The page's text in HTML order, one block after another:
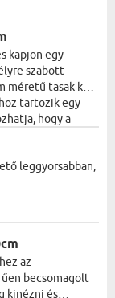
kapjon egy
szabott
méretű tasak kék
tartozik egy
hogy a
leggyorsabban,
az
becsomagolt
kinézni és